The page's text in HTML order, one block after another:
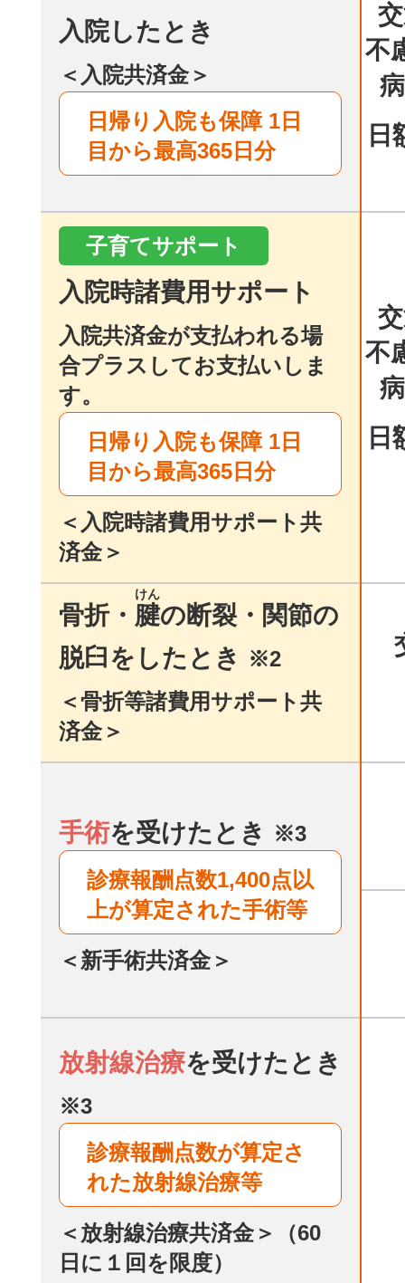
入院したとき
＜入院共済金＞
日帰り入院も保障 1日
目から最高365日分
不
日
子育てサポート
入院時諸費用サポート
入院共済金が支払われる場
合プラスしてお支払いしま
す。
日帰り入院も保障 1日
目から最高365日分
＜入院時諸費用サポート共
済金＞
不
日
骨折・ 腱
けん
の断裂・関節の
脱臼をしたとき ※2
＜骨折等諸費用サポート共
済金＞
手術を受けたとき ※3
診療報酬点数1,400点以
上が算定された手術等
＜新手術共済金＞
放射線治療を受けたとき
※3
診療報酬点数が算定さ
れた放射線治療等
＜放射線治療共済金＞（60
日に１回を限度）